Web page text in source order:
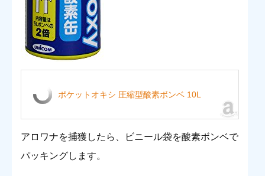
ポケットオキシ 圧縮型酸素ボンベ 10L
アロワナを捕獲したら、ビニール袋を酸素ボンベで
パッキングします。